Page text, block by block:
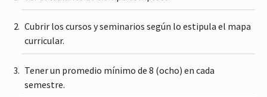
Cubrir los cursos y seminarios según lo estipula el mapa
curricular.
Tener un promedio mínimo de 8 (ocho) en cada
semestre.